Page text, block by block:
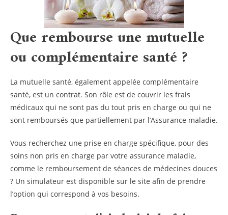
Que rembourse une mutuelle
ou complémentaire santé ?
La mutuelle santé, également appelée complémentaire
santé, est un contrat. Son rôle est de couvrir les frais
médicaux qui ne sont pas du tout pris en charge ou qui ne
sont remboursés que partiellement par l’Assurance maladie.
Vous recherchez une prise en charge spécifique, pour des
soins non pris en charge par votre assurance maladie,
comme le remboursement de séances de médecines douces
? Un simulateur est disponible sur le site afin de prendre
l’option qui correspond à vos besoins.